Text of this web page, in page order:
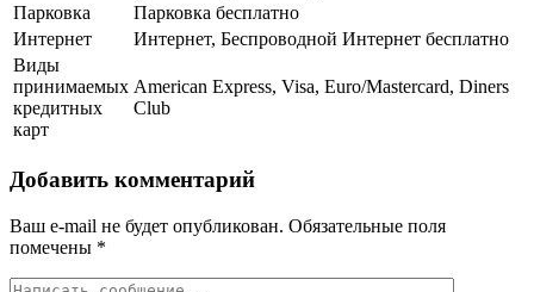
Парковка
Парковка бесплатно
Интернет
Интернет, Беспроводной Интернет бесплатно
Виды
принимаемых
кредитных
карт
American Express, Visa, Euro/Mastercard, Diners
Club
Добавить комментарий
Ваш e-mail не будет опубликован. Обязательные поля
помечены *